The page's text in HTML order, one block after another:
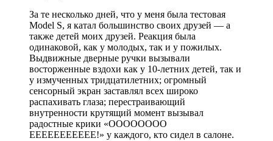
За те несколько дней, что у меня была тестовая
Model S, я катал большинство своих друзей — а
также детей моих друзей. Реакция была
одинаковой, как у молодых, так и у пожилых.
Выдвижные дверные ручки вызывали
восторженные вздохи как у 10-летних детей, так и
у измученных тридцатилетних; огромный
сенсорный экран заставлял всех широко
распахивать глаза; перестраивающий
внутренности крутящий момент вызывал
радостные крики «ОООООООО
ЕЕЕЕЕЕЕЕЕЕЕ!» у каждого, кто сидел в салоне.